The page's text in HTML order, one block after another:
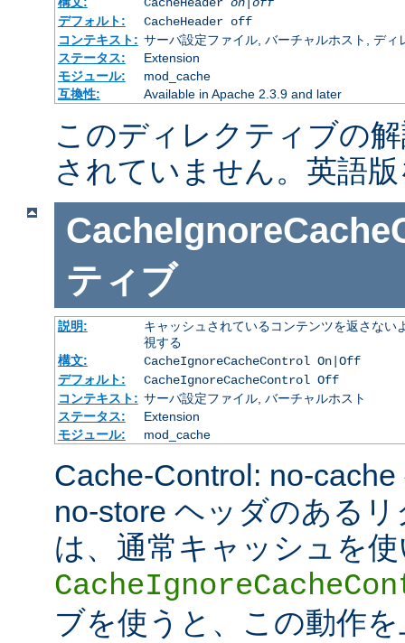
デフォルト:
CacheHeader off
コンテキスト: サーバ設定ファイル, バーチャルホスト, ディ
ステータス:
Extension
モジュール:
mod_cache
互換性:
Available in Apache 2.3.9 and later
このディレクティブの
されていません。英語
ティブ
説明:
キャッシュされているコンテンツを返さな
視する
構文:
CacheIgnoreCacheControl On|Off
デフォルト:
CacheIgnoreCacheControl Off
コンテキスト: サーバ設定ファイル, バーチャルホスト
ステータス:
Extension
モジュール:
mod_cache
Cache-Control: no-
no-store ヘッダのある
は、通常キャッシュを
ブを使うと、この動作